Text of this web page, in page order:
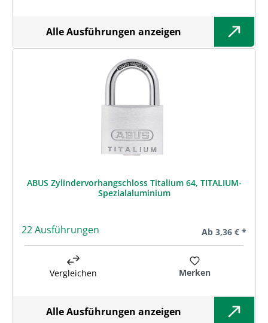
Alle Ausführungen anzeigen
ABUS Zylindervorhangschloss Titalium 64, TITALIUM-
Spezialaluminium
22 Ausführungen Regulärer Preis:
Ab 3,36 € *
Vergleichen Merken
Alle Ausführungen anzeigen